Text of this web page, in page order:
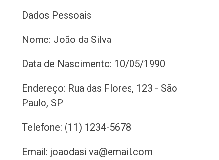
Dados Pessoais
Nome: João da Silva
Data de Nascimento: 10/05/1990
Endereço: Rua das Flores, 123 - São
Paulo, SP
Telefone: (11) 1234-5678
Email: joaodasilva@email.com